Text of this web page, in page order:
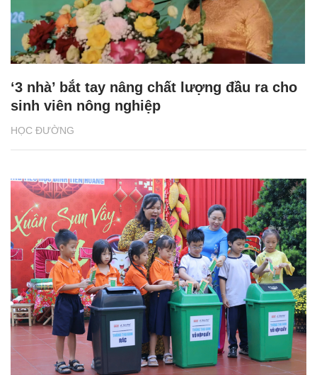
HỌC ĐƯỜNG
‘3 nhà’ bắt tay nâng chất lượng đầu ra cho
sinh viên nông nghiệp